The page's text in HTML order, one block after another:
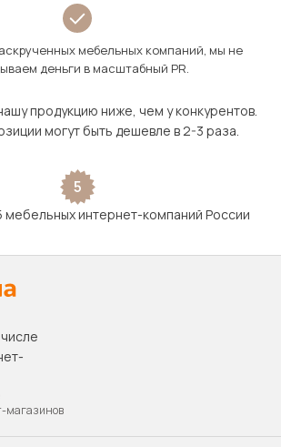
мебельных компаний, мы не
деньги в масштабный PR.
продукцию ниже, чем у конкурентов.
могут быть дешевле в 2-3 раза.
5
интернет-компаний России
магазинов